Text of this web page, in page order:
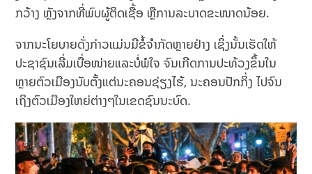
ກວ້າງ ຫຼັງຈາກທີ່ພົບຜູ້ຕິດເຊື້ອ ຫຼືການລະບາດຂະໜາດນ້ອຍ.
ຈາກນະໂຍບາຍດັ່ງກ່າວແມ່ນມີຂໍ້ຈໍາກັດຫຼາຍຢ່າງ ເຊິ່ງນັ້ນເຮັດໃຫ້
ປະຊາຊົນເລີ່ມເບື່ອໜ່າຍແລະບໍ່ພໍໃຈ ຈົນເກີດການປະທ້ວງຂຶ້ນໃນ
ຫຼາຍຕົວເມືອງນັບຕັ້ງແຕ່ນະຄອນຊ່ຽງໄຮ້, ນະຄອນປັກກິ່ງ ໄປຈົນ
ເຖິງຕົວເມືອງໃຫຍ່ຕ່າງໆໃນເຂດຊົນນະບົດ.